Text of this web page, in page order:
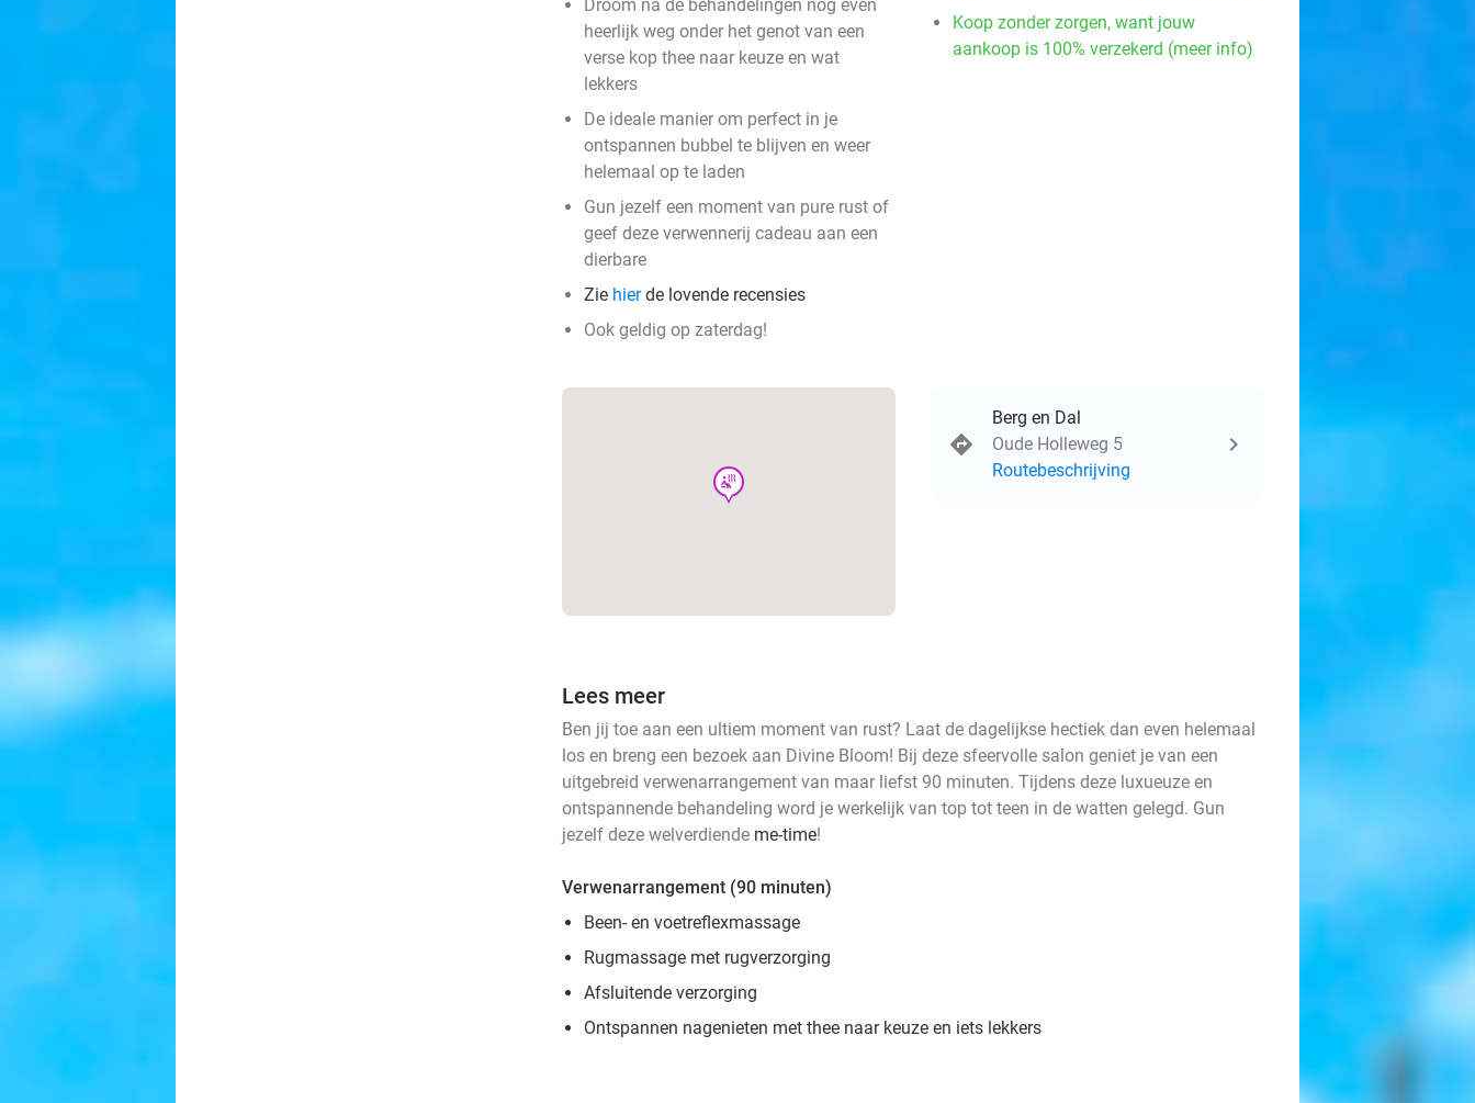
Droom na de behandelingen nog even
heerlijk weg onder het genot van een
verse kop thee naar keuze en wat
lekkers
De ideale manier om perfect in je
ontspannen bubbel te blijven en weer
helemaal op te laden
Gun jezelf een moment van pure rust of
geef deze verwennerij cadeau aan een
dierbare
Zie hierde lovende recensies
Ook geldig op zaterdag!
Koop zonder zorgen, want jouw
aankoop is 100% verzekerd (meer info)
wellness
Berg en Dal
Oude Holleweg 5
Routebeschrijving
Lees meer
Ben jij toe aan een ultiem moment van rust? Laat de dagelijkse hectiek dan even helemaal
los en breng een bezoek aan Divine Bloom! Bij deze sfeervolle salon geniet je van een
uitgebreid verwenarrangement van maar liefst 90 minuten. Tijdens deze luxueuze en
ontspannende behandeling word je werkelijk van top tot teen in de watten gelegd. Gun
jezelf deze welverdiende me-time!
Verwenarrangement (90 minuten)
Been- en voetreflexmassage
Rugmassage met rugverzorging
Afsluitende verzorging
Ontspannen nagenieten met thee naar keuze en iets lekkers